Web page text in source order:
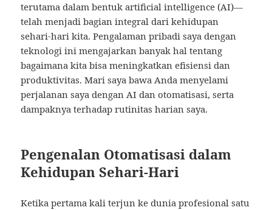
terutama dalam bentuk artificial intelligence (AI)—
telah menjadi bagian integral dari kehidupan
sehari-hari kita. Pengalaman pribadi saya dengan
teknologi ini mengajarkan banyak hal tentang
bagaimana kita bisa meningkatkan efisiensi dan
produktivitas. Mari saya bawa Anda menyelami
perjalanan saya dengan AI dan otomatisasi, serta
dampaknya terhadap rutinitas harian saya.
Pengenalan Otomatisasi dalam
Kehidupan Sehari-Hari
Ketika pertama kali terjun ke dunia profesional satu